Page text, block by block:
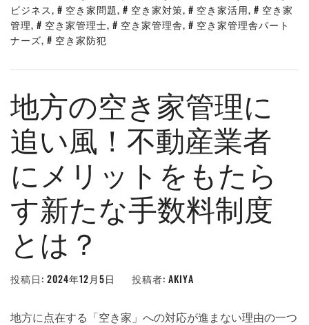
ビジネス, 空き家問題, 空き家対策, 空き家活用,
空き家
管理, 空き家管理士, 空き家管理舎,
空き家管理舎パート
ナーズ, 空き家防犯
地方の空き家管理に
追い風！不動産業者
にメリットをもたら
す新たな手数料制度
とは？
投稿日: 2024年12月5日 投稿者: AKIYA
地方に点在する「空き家」への対応が進まない理由の一つ